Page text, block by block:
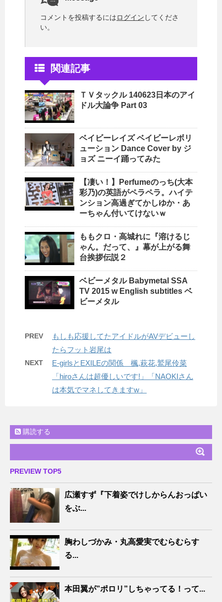
コメントを投稿するにはログイン してくださ
い。
関連記事
ＴＶタックル 140623日本のアイ
ドル大論争 Part 03
ベイビーレイズ ベイビーレボリ
ューション Dance Cover by ジ
ョズ ニーイ踊ってみた
【凄い！】Perfumeのっち(大本
彩乃)の英語がペラペラ。ハイテ
ンション高過ぎてかしゆか・あ
ーちゃん付いてけないｗ
ももクロ・高城れに『溶けるじ
ゃん。だって、』幕が上がる舞
台挨拶伝説２
ベビーメタル Babymetal SSA
TV 2015 w English subtitles ベ
ビーメタル
PREV
もしも応援してたアイドルがAVデビューし
たらフット岩尾は
NEXT
E-girlsとEXILEの関係 楓,萩花,鷲尾伶菜
「hiroさんは超優しいです!」「NAOKIさん
は本気でマネしてきますw」
購読する
PREVIEW TOP5
広瀬すず『下着姿でけしからんおっぱい
をぶ...
胸わしづかみ・丸高愛実でむらむらす
る...
本田翼が”ポロリ”しちゃってる！って...